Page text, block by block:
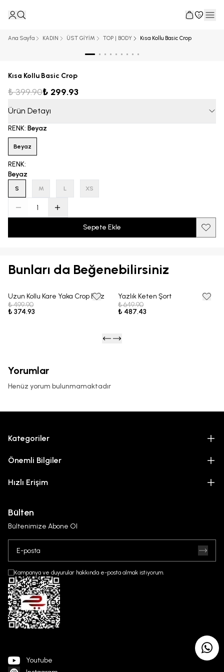
0
Ana Sayfa KADIN ÜST GİYİM TOP | BODY Kısa Kollu Basic Crop
Kısa Kollu Basic Crop
₺ 399.90₺ 299.93
Ürün Detayı
RENK: Beyaz
Beyaz
RENK:
Beyaz
S M L XS
Sepete Ekle
Bunları da Beğenebilirsiniz
25% OFF
Uzun Kollu Kare Yaka Crop Bluz
₺ 499.90
₺ 374.93
25% OFF
Yazlık Keten Şort
₺ 649.90
₺ 487.43
Yorumlar
Henüz yorum bulunmamaktadır
Kategoriler
Önemli Bilgiler
Hızlı Erişim
Bülten
Bültenimize Abone Ol
Kampanya ve duyurular hakkında e-posta almak istiyorum.
Youtube